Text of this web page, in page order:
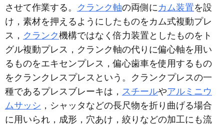
させて作業する。 クランク軸の両側に カム装置を設
け，素材を押えるようにしたものをカム式複動プレ
ス， クランク機構ではなく倍力装置としたものをト
グル複動プレス，クランク軸の代りに偏心軸を用い
るものをエキセンプレス，偏心歯車を使用するもの
をクランクレスプレスという。クランクプレスの一
種であるプレスブレーキは， スチールやアルミニウ
ムサッシ ，シャッタなどの長尺物を折り曲げる場合
に用いられ，成形，穴あけ，絞りなどの加工にも流